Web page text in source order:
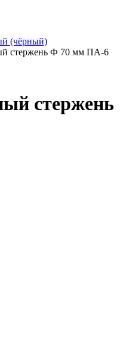
(чёрный)
стержень Ф 70 мм ПА-6
стержень